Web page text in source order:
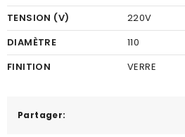
TENSION (V)
220V
DIAMÈTRE
110
FINITION
VERRE
MATÉRIEL
Partager: